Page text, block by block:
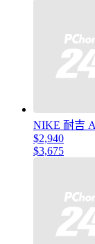
NIKE 耐吉
$2,940
$3,675